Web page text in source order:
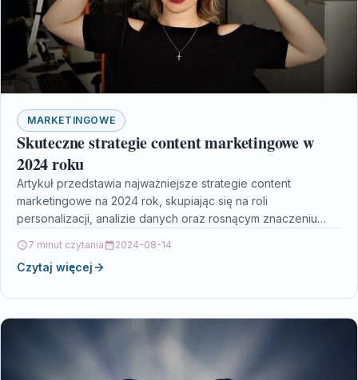
MARKETINGOWE
Skuteczne strategie content marketingowe w
2024 roku
Artykuł przedstawia najważniejsze strategie content
marketingowe na 2024 rok, skupiając się na roli
personalizacji, analizie danych oraz rosnącym znaczeniu
7 minut czytania 2024-08-14
Czytaj więcej